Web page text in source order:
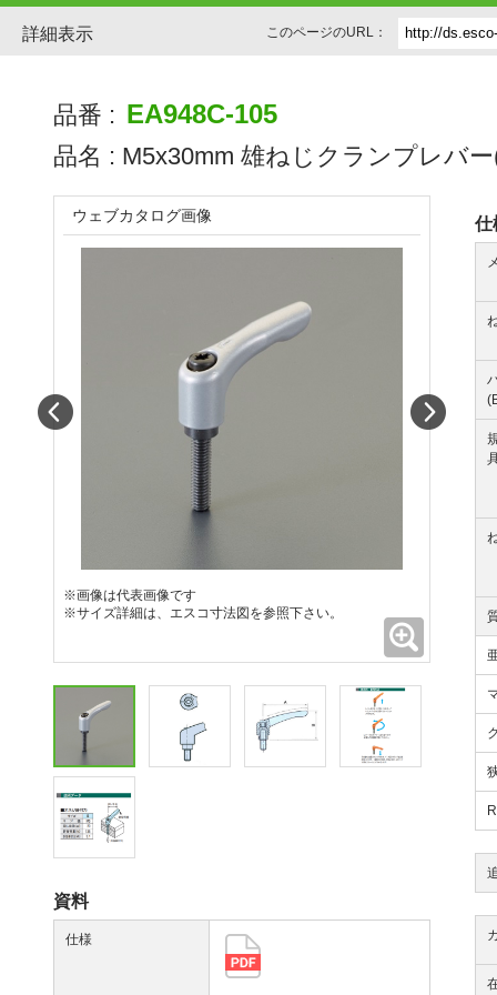
詳細表示 このページのURL：
品番 : EA948C-105
品名 : M5x30mm 雄ねじクランプレバー
仕
ウェブカタログ画像
※画像は代表画像です
※サイズ詳細は、エスコ寸法図を参照下さい。
資料
仕様